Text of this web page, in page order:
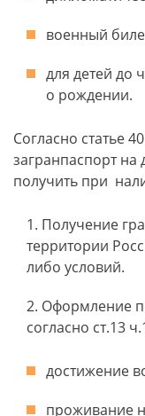
военный
для детей до
о рождении.
Согласно статье
загранпаспорт
получить при
Получение
территории
либо условий.
Оформление
согласно ст.13
достижение
проживание